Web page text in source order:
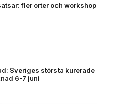
fler orter och workshop
Sveriges största kurerade
6-7 juni